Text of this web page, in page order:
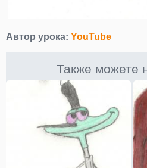
Автор урока: YouTube
Также можете